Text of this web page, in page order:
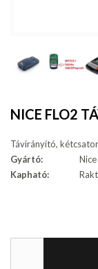
NICE FLO2
Távirányító,
Gyártó:
Nice
Kapható: